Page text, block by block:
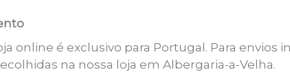
online é exclusivo para Portugal. Para envios
na nossa loja em Albergaria-a-Velha.